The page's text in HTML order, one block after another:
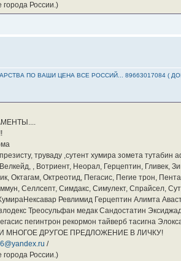
России.)
ПО ВАШИ ЦЕНА ВСЕ РОССИЙ... 89663017084 (
труваду ,сутент хумира зомета
, Вотриент, Неорал, Герцептин, Гливек,
Октагам, Октреотид, Пегасис, Пегие трон,
Селлсепт, Симдакс, Симулект, Спрайсел,
Ревлимид Герцептин Алимта
Треосульфан медак Сандостатин
пегинтрон рекормон тайверб тасигна
И МНОГОЕ ДРУГОЕ ПРЕДЛОЖЕНИЕ В ЛИЧКУ!
/
России.)